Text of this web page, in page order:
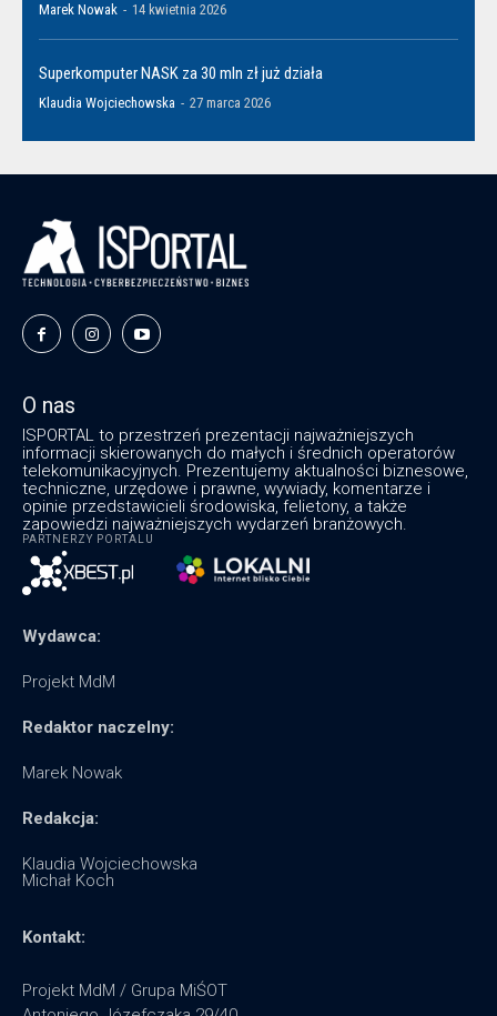
Marek Nowak - 14 kwietnia 2026
Superkomputer NASK za 30 mln zł już działa
Klaudia Wojciechowska - 27 marca 2026
O nas
ISPORTAL to przestrzeń prezentacji najważniejszych
informacji skierowanych do małych i średnich operatorów
telekomunikacyjnych. Prezentujemy aktualności biznesowe,
techniczne, urzędowe i prawne, wywiady, komentarze i
opinie przedstawicieli środowiska, felietony, a także
zapowiedzi najważniejszych wydarzeń branżowych.
PARTNERZY PORTALU
Wydawca:
Projekt MdM
Redaktor naczelny:
Marek Nowak
Redakcja:
Klaudia Wojciechowska
Michał Koch
Kontakt:
Projekt MdM / Grupa MiŚOT